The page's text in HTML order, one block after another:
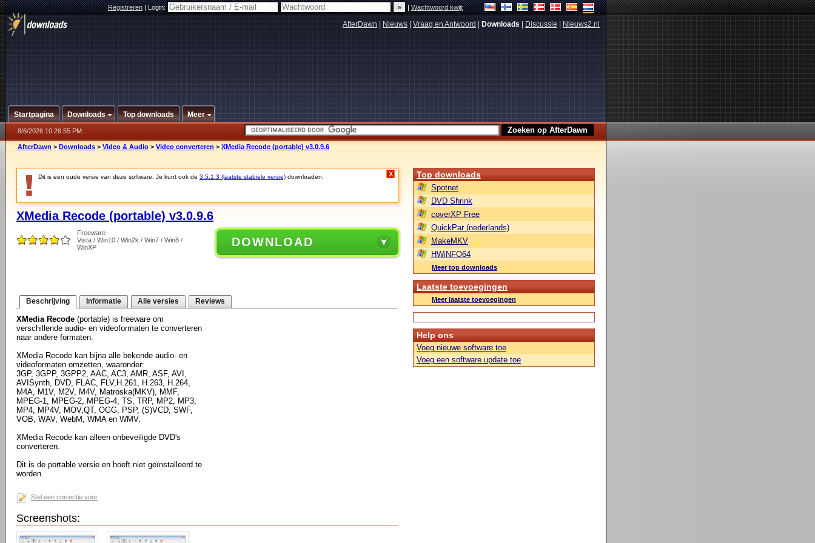
Registreren|Login: |Wachtwoord kwijt
AfterDawn Nieuws Vraag en Antwoord Downloads Discussie Nieuws2.nl
Startpagina Downloads Top downloads Meer
8/6/2026 10:26:55 PM
AfterDawn > Downloads > Video & Audio > Video converteren > XMedia Recode (portable) v3.0.9.6
Dit is een oude versie van deze software. Je kunt ook de 3.5.1.3 (laatste stabiele versie) downloaden. X
XMedia Recode (portable) v3.0.9.6
Freeware
Vista / Win10 / Win2k / Win7 / Win8 /
WinXP
DOWNLOAD
Beschrijving Informatie Alle versies Reviews
XMedia Recode (portable) is freeware om
verschillende audio- en videoformaten te converteren
naar andere formaten.
XMedia Recode kan bijna alle bekende audio- en
videoformaten omzetten, waaronder:
3GP, 3GPP, 3GPP2, AAC, AC3, AMR, ASF, AVI,
AVISynth, DVD, FLAC, FLV,H.261, H.263, H.264,
M4A, M1V, M2V, M4V, Matroska(MKV), MMF,
MPEG-1, MPEG-2, MPEG-4, TS, TRP, MP2, MP3,
MP4, MP4V, MOV,QT, OGG, PSP, (S)VCD, SWF,
VOB, WAV, WebM, WMA en WMV.
XMedia Recode kan alleen onbeveiligde DVD's
converteren.
Dit is de portable versie en hoeft niet geïnstalleerd te
worden.
Stel een correctie voor
Screenshots:
Top downloads
Spotnet
DVD Shrink
coverXP Free
QuickPar (nederlands)
MakeMKV
HWiNFO64
Meer top downloads
Laatste toevoegingen
Meer laatste toevoegingen
Help ons
Voeg nieuwe software toe
Voeg een software update toe